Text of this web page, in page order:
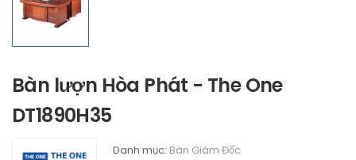
Bàn lượn Hòa Phát - The One
DT1890H35
Danh mục: Bàn Giám Đốc